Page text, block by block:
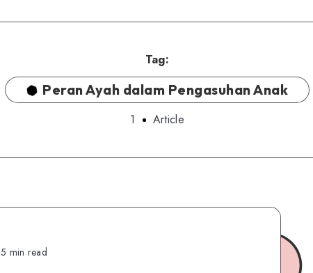
Tag:
Peran Ayah dalam Pengasuhan Anak
1 Article
5 min read